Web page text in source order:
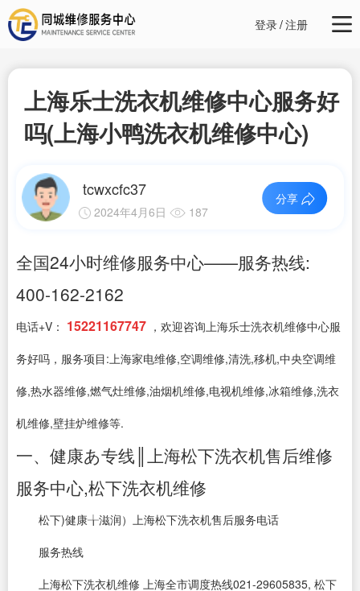
登录/注册
上海乐士洗衣机维修中心服务好
吗(上海小鸭洗衣机维修中心)
tcwxcfc37
2024年4月6日 187
分享
全国24小时维修服务中心——服务热线:
400-162-2162
电话+V： 15221167747 ，欢迎咨询上海乐士洗衣机维修中心服
务好吗，服务项目:上海家电维修,空调维修,清洗,移机,中央空调维
修,热水器维修,燃气灶维修,油烟机维修,电视机维修,冰箱维修,洗衣
机维修,壁挂炉维修等.
一、健康あ专线║上海松下洗衣机售后维修
服务中心,松下洗衣机维修
松下)健康╁滋润）上海松下洗衣机售后服务电话
服务热线
上海松下洗衣机维修 上海全市调度热线021-29605835, 松下